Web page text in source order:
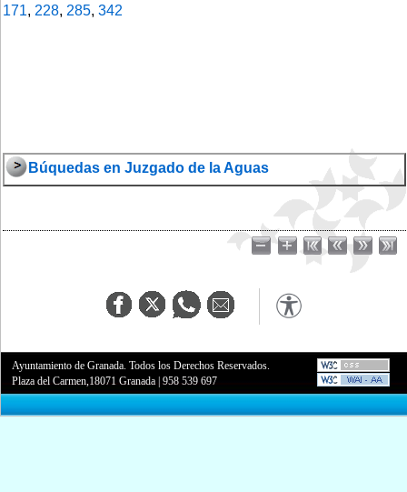
171, 228, 285, 342
Búquedas en Juzgado de la Aguas
Ayuntamiento de Granada. Todos los Derechos Reservados.
Plaza del Carmen,18071 Granada |958 539 697